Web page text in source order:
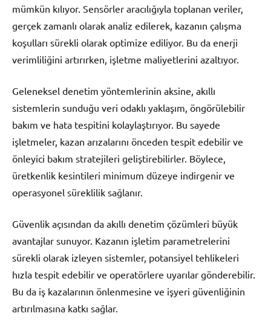
mümkün kılıyor. Sensörler aracılığıyla toplanan veriler,
gerçek zamanlı olarak analiz edilerek, kazanın çalışma
koşulları sürekli olarak optimize ediliyor. Bu da enerji
verimliliğini artırırken, işletme maliyetlerini azaltıyor.
Geleneksel denetim yöntemlerinin aksine, akıllı
sistemlerin sunduğu veri odaklı yaklaşım, öngörülebilir
bakım ve hata tespitini kolaylaştırıyor. Bu sayede
işletmeler, kazan arızalarını önceden tespit edebilir ve
önleyici bakım stratejileri geliştirebilirler. Böylece,
üretkenlik kesintileri minimum düzeye indirgenir ve
operasyonel süreklilik sağlanır.
Güvenlik açısından da akıllı denetim çözümleri büyük
avantajlar sunuyor. Kazanın işletim parametrelerini
sürekli olarak izleyen sistemler, potansiyel tehlikeleri
hızla tespit edebilir ve operatörlere uyarılar gönderebilir.
Bu da iş kazalarının önlenmesine ve işyeri güvenliğinin
artırılmasına katkı sağlar.